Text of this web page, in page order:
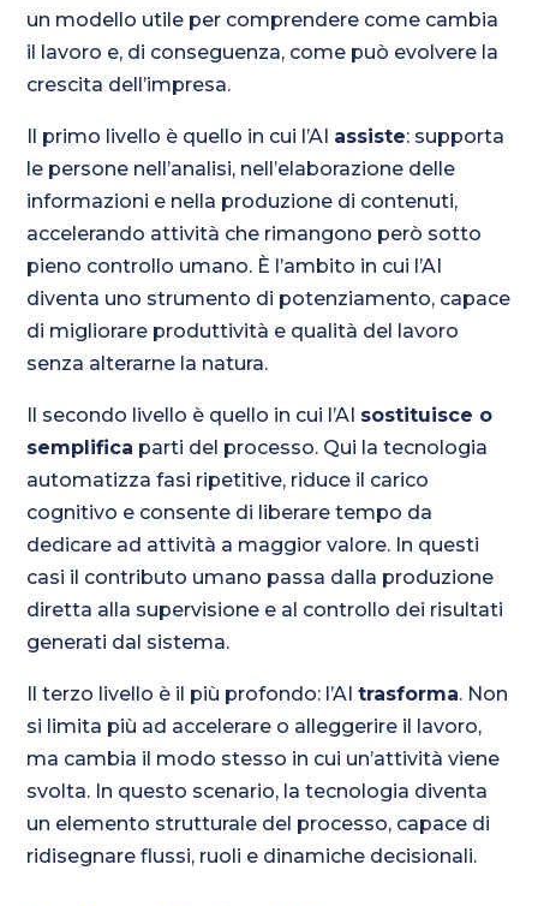
un modello utile per comprendere come cambia
il lavoro e, di conseguenza, come può evolvere la
crescita dell’impresa.
Il primo livello è quello in cui l’AI assiste: supporta
le persone nell’analisi, nell’elaborazione delle
informazioni e nella produzione di contenuti,
accelerando attività che rimangono però sotto
pieno controllo umano. È l’ambito in cui l’AI
diventa uno strumento di potenziamento, capace
di migliorare produttività e qualità del lavoro
senza alterarne la natura.
Il secondo livello è quello in cui l’AI sostituisce o
semplifica parti del processo. Qui la tecnologia
automatizza fasi ripetitive, riduce il carico
cognitivo e consente di liberare tempo da
dedicare ad attività a maggior valore. In questi
casi il contributo umano passa dalla produzione
diretta alla supervisione e al controllo dei risultati
generati dal sistema.
Il terzo livello è il più profondo: l’AItrasforma. Non
si limita più ad accelerare o alleggerire il lavoro,
ma cambia il modo stesso in cui un’attività viene
svolta. In questo scenario, la tecnologia diventa
un elemento strutturale del processo, capace di
ridisegnare flussi, ruoli e dinamiche decisionali.